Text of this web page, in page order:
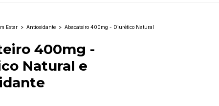
Estar > Antioxidante > Abacateiro 400mg - Diurético Natural
400mg -
Natural e